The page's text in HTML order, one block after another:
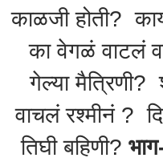
काळजी होती?
का वेगळं वाटलं
गेल्या मैत्रिणी?
वाचलं रश्मीनं ?
तिघी बहिणी?